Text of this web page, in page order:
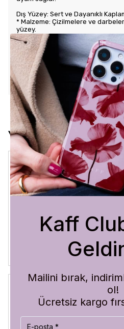
Dış Yüzey: Sert ve Dayanıklı
* Malzeme: Çizilmelere ve
yüzey.
* Tasarım: Benzersiz ve şık
Kullanım Kolaylığı
* Tuş Erişimi: Tuşlara kolay erişim
sunar.
* Uyum: Telefonunuza tam
bir his verir.
Yorumlar
Crystal Sage
3 Ağustos 2026
Blue Abyss
Hilal A.
Kaff
Mailini bırak,
ol!
Ücretsiz kargo